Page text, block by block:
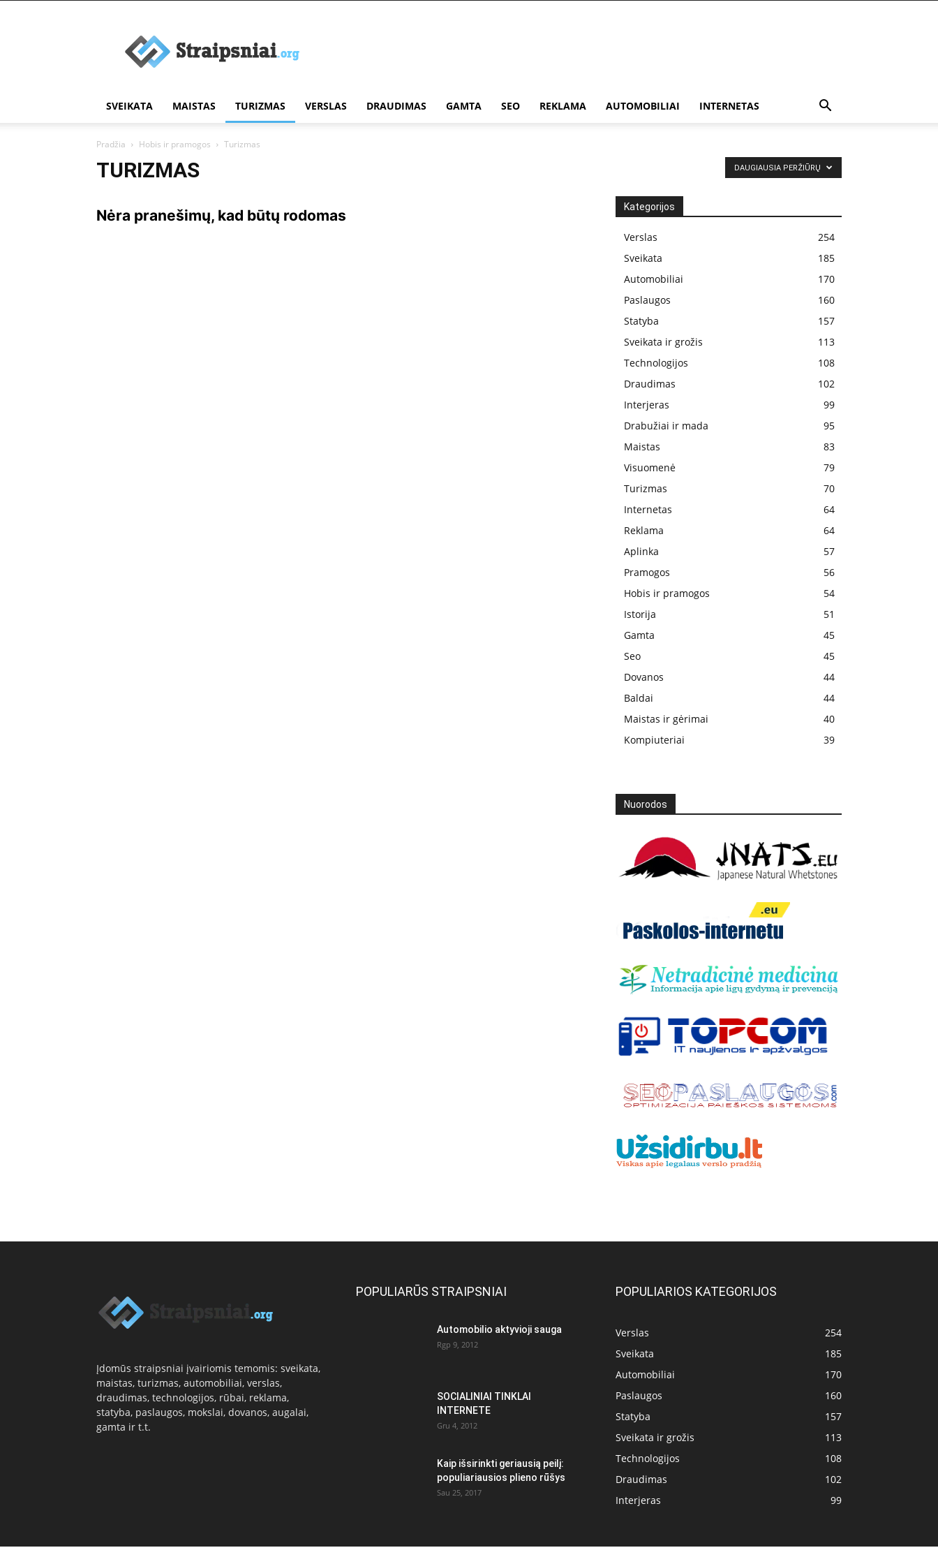
straipsniai
SVEIKATA MAISTAS TURIZMAS VERSLAS DRAUDIMAS GAMTA SEO REKLAMA AUTOMOBILIAI INTERNETAS
Pradžia Hobis ir pramogos Turizmas
TURIZMAS DAUGIAUSIA PERŽIŪRŲ
Nėra pranešimų, kad būtų rodomas
Kategorijos
Verslas
254
Sveikata
185
Automobiliai
170
Paslaugos
160
Statyba
157
Sveikata ir grožis
113
Technologijos
108
Draudimas
102
Interjeras
99
Drabužiai ir mada
95
Maistas
83
Visuomenė
79
Turizmas
70
Internetas
64
Reklama
64
Aplinka
57
Pramogos
56
Hobis ir pramogos
54
Istorija
51
Gamta
45
Seo
45
Dovanos
44
Baldai
44
Maistas ir gėrimai
40
Kompiuteriai
39
Nuorodos
Įdomūs straipsniai įvairiomis temomis: sveikata,
maistas, turizmas, automobiliai, verslas,
draudimas, technologijos, rūbai, reklama,
statyba, paslaugos, mokslai, dovanos, augalai,
gamta ir t.t.
POPULIARŪS STRAIPSNIAI
Automobilio aktyvioji sauga
Rgp 9, 2012
SOCIALINIAI TINKLAI
INTERNETE
Gru 4, 2012
Kaip išsirinkti geriausią peilį:
populiariausios plieno rūšys
Sau 25, 2017
POPULIARIOS KATEGORIJOS
Verslas
254
Sveikata
185
Automobiliai
170
Paslaugos
160
Statyba
157
Sveikata ir grožis
113
Technologijos
108
Draudimas
102
Interjeras
99